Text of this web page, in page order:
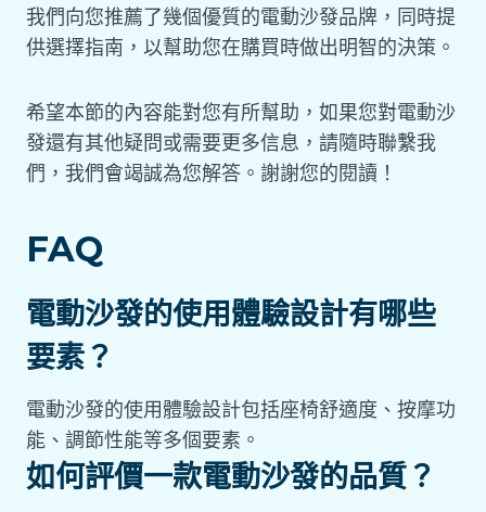
我們向您推薦了幾個優質的電動沙發品牌，同時提
供選擇指南，以幫助您在購買時做出明智的決策。
希望本節的內容能對您有所幫助，如果您對電動沙
發還有其他疑問或需要更多信息，請隨時聯繫我
們，我們會竭誠為您解答。謝謝您的閱讀！
FAQ
電動沙發的使用體驗設計有哪些
要素？
電動沙發的使用體驗設計包括座椅舒適度、按摩功
能、調節性能等多個要素。
如何評價一款電動沙發的品質？